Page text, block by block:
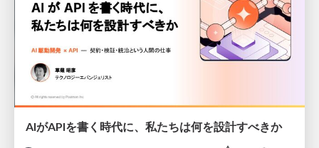
AIがAPIを書く時代に、私たちは何を設計すべきか